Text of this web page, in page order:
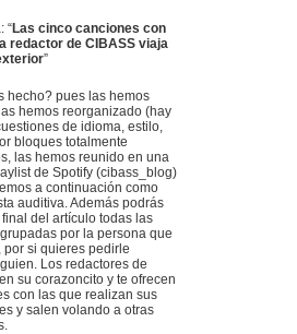
“Las cinco canciones con
redactor de CIBASS viaja
”
hecho? pues las hemos
hemos reorganizado (hay
de idioma, estilo,
bloques totalmente
las hemos reunido en una
de Spotify (cibass_blog)
a continuación como
auditiva. Además podrás
del artículo todas las
por la persona que
por si quieres pedirle
Los redactores de
su corazoncito y te ofrecen
con las que realizan sus
y salen volando a otras